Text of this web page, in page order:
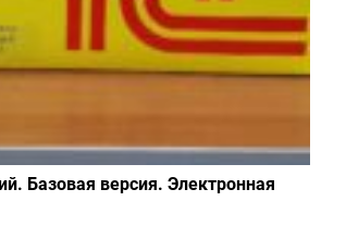
Базовая версия. Электронная